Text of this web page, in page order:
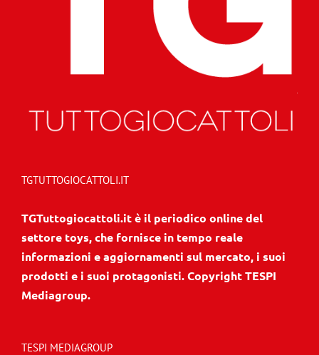
TGTUTTOGIOCATTOLI.IT
TGTuttogiocattoli.it è il periodico online del
settore toys, che fornisce in tempo reale
informazioni e aggiornamenti sul mercato, i suoi
prodotti e i suoi protagonisti. Copyright TESPI
Mediagroup.
TESPI MEDIAGROUP